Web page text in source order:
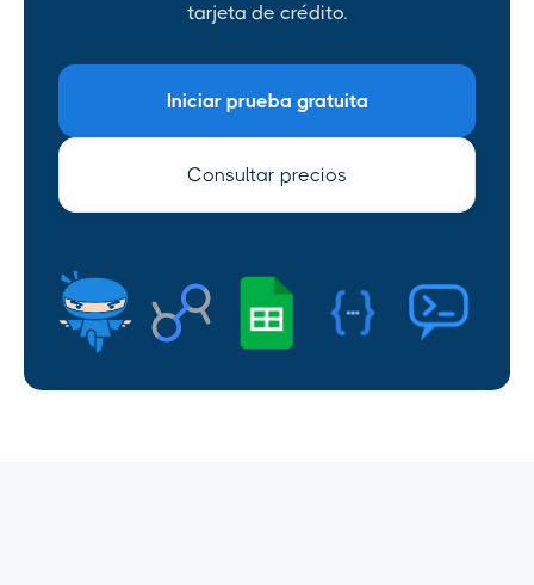
tarjeta de crédito.
Iniciar prueba gratuita
Consultar precios